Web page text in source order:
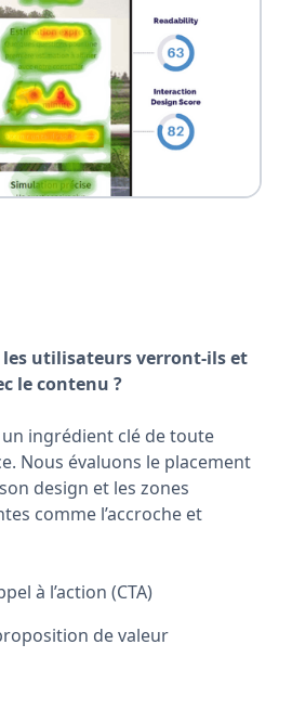
utilisateurs verront-ils et
le contenu ?
un ingrédient clé de toute
Nous évaluons le placement
design et les zones
comme l’accroche et
à l’action (CTA)
de valeur